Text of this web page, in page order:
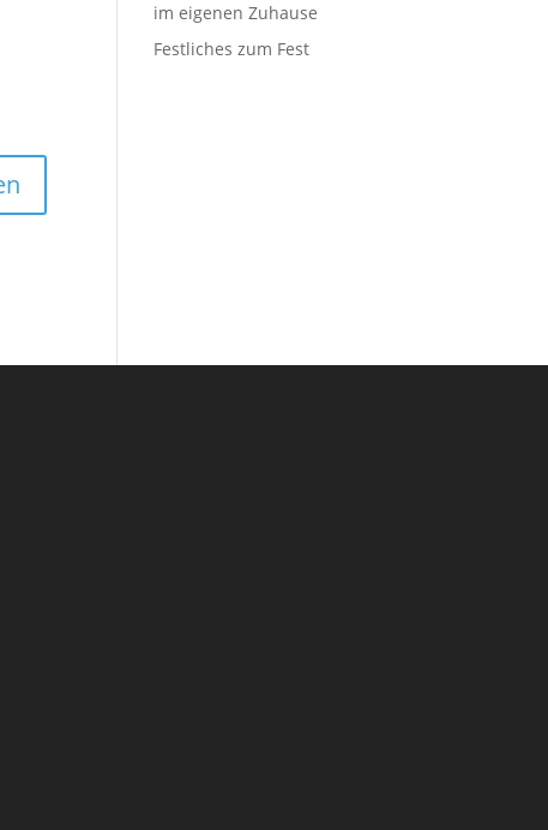
im eigenen Zuhause
Festliches zum Fest